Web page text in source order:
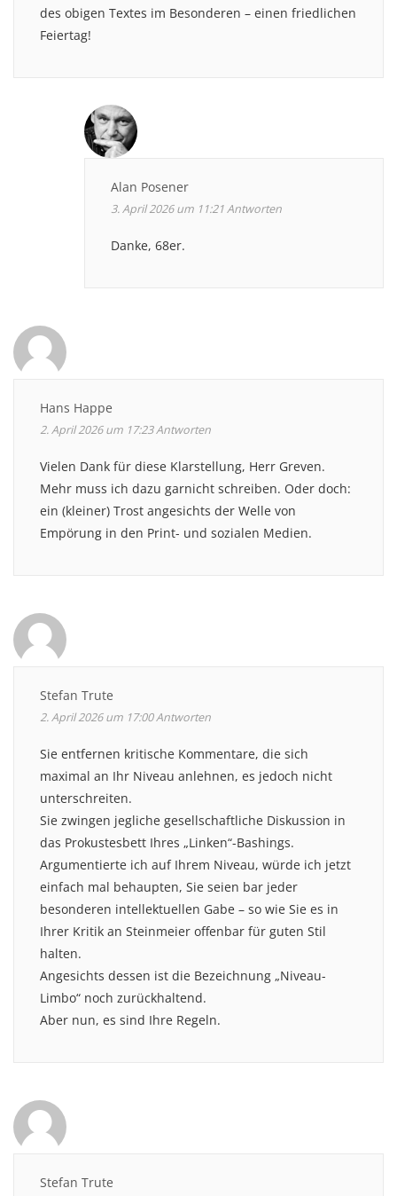
des obigen Textes im Besonderen – einen friedlichen
Feiertag!
Alan Posener
3. April 2026 um 11:21Antworten
Danke, 68er.
Hans Happe
2. April 2026 um 17:23Antworten
Vielen Dank für diese Klarstellung, Herr Greven.
Mehr muss ich dazu garnicht schreiben. Oder doch:
ein (kleiner) Trost angesichts der Welle von
Empörung in den Print- und sozialen Medien.
Stefan Trute
2. April 2026 um 17:00Antworten
Sie entfernen kritische Kommentare, die sich
maximal an Ihr Niveau anlehnen, es jedoch nicht
unterschreiten.
Sie zwingen jegliche gesellschaftliche Diskussion in
das Prokustesbett Ihres „Linken“-Bashings.
Argumentierte ich auf Ihrem Niveau, würde ich jetzt
einfach mal behaupten, Sie seien bar jeder
besonderen intellektuellen Gabe – so wie Sie es in
Ihrer Kritik an Steinmeier offenbar für guten Stil
halten.
Angesichts dessen ist die Bezeichnung „Niveau-
Limbo“ noch zurückhaltend.
Aber nun, es sind Ihre Regeln.
Stefan Trute